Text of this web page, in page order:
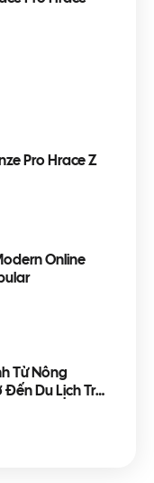
Pro Hrace Z
Online
Từ Nông
Du Lịch Trải